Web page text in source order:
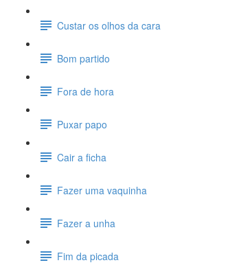
Custar os olhos da cara
Bom partido
Fora de hora
Puxar papo
Cair a ficha
Fazer uma vaquinha
Fazer a unha
Fim da picada